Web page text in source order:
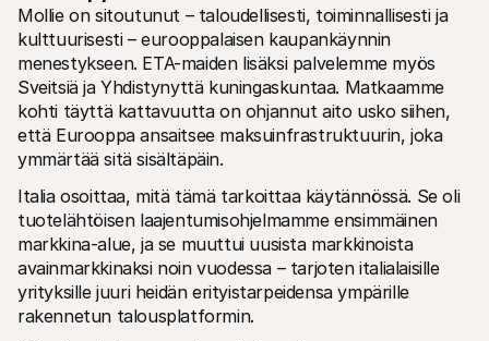
Mollie on sitoutunut – taloudellisesti, toiminnallisesti ja
kulttuurisesti – eurooppalaisen kaupankäynnin
menestykseen. ETA-maiden lisäksi palvelemme myös
Sveitsiä ja Yhdistynyttä kuningaskuntaa. Matkaamme
kohti täyttä kattavuutta on ohjannut aito usko siihen,
että Eurooppa ansaitsee maksuinfrastruktuurin, joka
ymmärtää sitä sisältäpäin.
Italia osoittaa, mitä tämä tarkoittaa käytännössä. Se oli
tuotelähtöisen laajentumisohjelmamme ensimmäinen
markkina-alue, ja se muuttui uusista markkinoista
avainmarkkinaksi noin vuodessa – tarjoten italialaisille
yrityksille juuri heidän erityistarpeidensa ympärille
rakennetun talousplatformin.